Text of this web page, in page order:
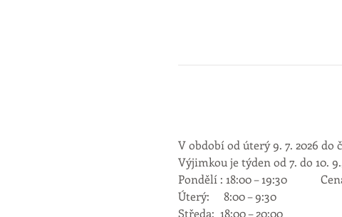
V období od úterý 9. 7. 2026
Výjimkou je týden od 7. do 10.
Úterý:     8:00 – 9:30
Středa:  18:00 – 20:00